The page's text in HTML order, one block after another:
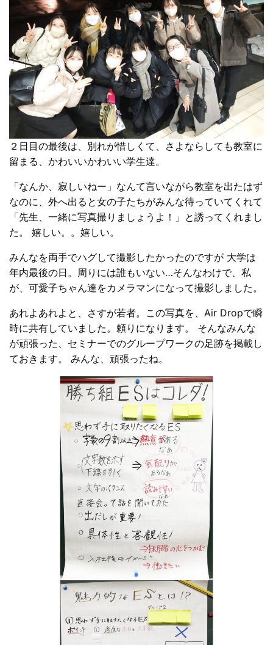
２日目の最後は、別れが惜しくて、さよならしても教室に
留まる、かわいいかわいい学生達。
「なんか、寂しいねー」なんて言いながら教室を出たはず
なのに、外へ出ると女の子たちがみんな待っていてくれて
「先生、一緒に写真撮りましょうよ！」と誘ってくれまし
た。 嬉しい。。嬉しい。
みんなを両手でハグして撮影したかったのですが 大学は
年内最後の日。周りには誰もいない…そんなわけで、私
が、可愛子ちゃん達をカメラマンになって撮影しました。
あれよあれよと、さすが若者。この写真を、Air Dropで瞬
時に共有していました。頼りになります。 そんなみんな
が頑張った、セミナーでのグループワークの足跡を掲載し
ておきます。 みんな、頑張ったね。